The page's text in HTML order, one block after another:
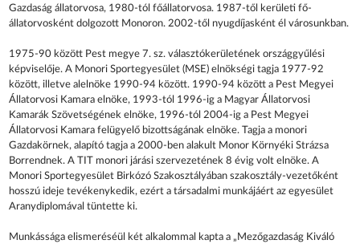
Gazdaság állatorvosa, 1980-tól főállatorvosa. 1987-től kerületi fő-
állatorvosként dolgozott Monoron. 2002-től nyugdíjasként él városunkban.
1975-90 között Pest megye 7. sz. választókerületének országgyűlési
képviselője. A Monori Sportegyesület (MSE) elnökségi tagja 1977-92
között, illetve alelnöke 1990-94 között. 1990-94 között a Pest Megyei
Állatorvosi Kamara elnöke, 1993-tól 1996-ig a Magyar Állatorvosi
Kamarák Szövetségének elnöke, 1996-tól 2004-ig a Pest Megyei
Állatorvosi Kamara felügyelő bizottságának elnöke. Tagja a monori
Gazdakörnek, alapító tagja a 2000-ben alakult Monor Környéki Strázsa
Borrendnek. A TIT monori járási szervezetének 8 évig volt elnöke. A
Monori Sportegyesület Birkózó Szakosztályában szakosztály-vezetőként
hosszú ideje tevékenykedik, ezért a társadalmi munkájáért az egyesület
Aranydiplomával tüntette ki.
Munkássága elismeréséül két alkalommal kapta a „Mezőgazdaság Kiváló